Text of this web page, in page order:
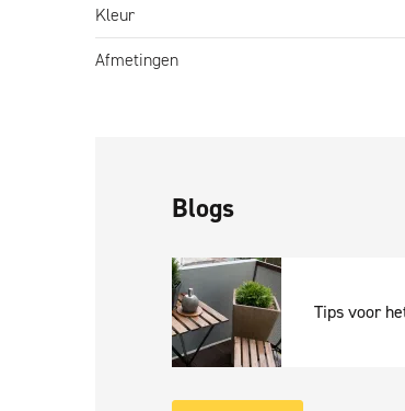
Kleur
Afmetingen
Blogs
Tips voor